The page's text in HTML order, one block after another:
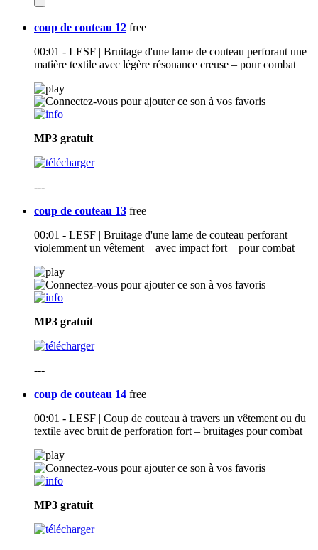
coup de couteau 12 free
00:01 - LESF | Bruitage d'une lame de couteau perforant une
matière textile avec légère résonance creuse – pour combat
MP3 gratuit
---
coup de couteau 13 free
00:01 - LESF | Bruitage d'une lame de couteau perforant
violemment un vêtement – avec impact fort – pour combat
MP3 gratuit
---
coup de couteau 14 free
00:01 - LESF | Coup de couteau à travers un vêtement ou du
textile avec bruit de perforation fort – bruitages pour combat
MP3 gratuit